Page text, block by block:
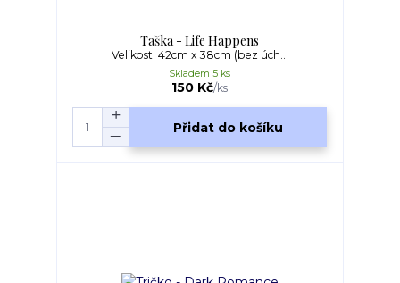
Taška - Life Happens
Velikost: 42cm x 38cm (bez úch...
150 Kč/ks
Skladem 5 ks
Přidat do košíku